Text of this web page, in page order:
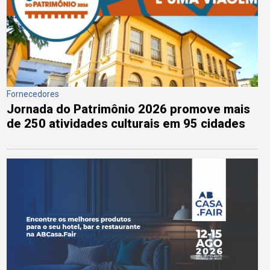
Fornecedores
Jornada do Patrimônio 2026 promove mais
de 250 atividades culturais em 95 cidades